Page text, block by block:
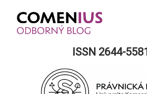
content
Comenius
Blog
ISSN 2644-5581